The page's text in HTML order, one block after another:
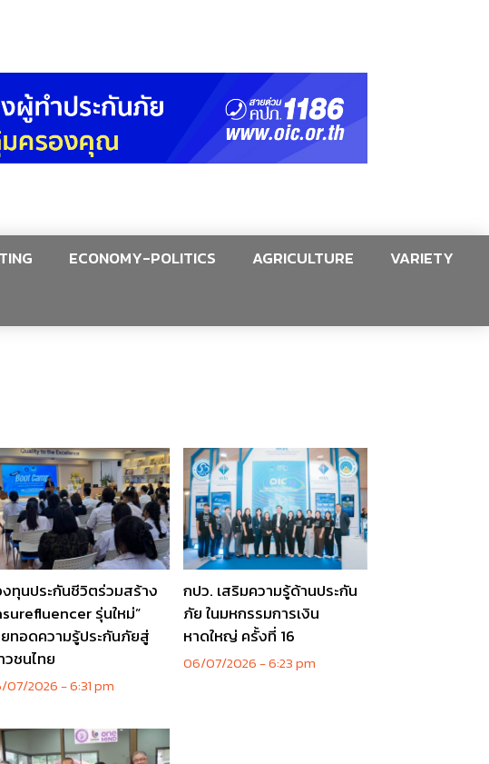
ECONOMY-POLITICS AGRICULTURE
VARIETY
ทุนประกันชีวิตร่วมสร้าง
รุ่นใหม่”
ทอดความรู้ประกันภัยสู่
วชนไทย
07/2026 6:31 pm
กปว. เสริมความรู้ด้านประกัน
ภัย ในมหกรรมการเงิน
หาดใหญ่ ครั้งที่ 16
06/07/2026 6:23 pm